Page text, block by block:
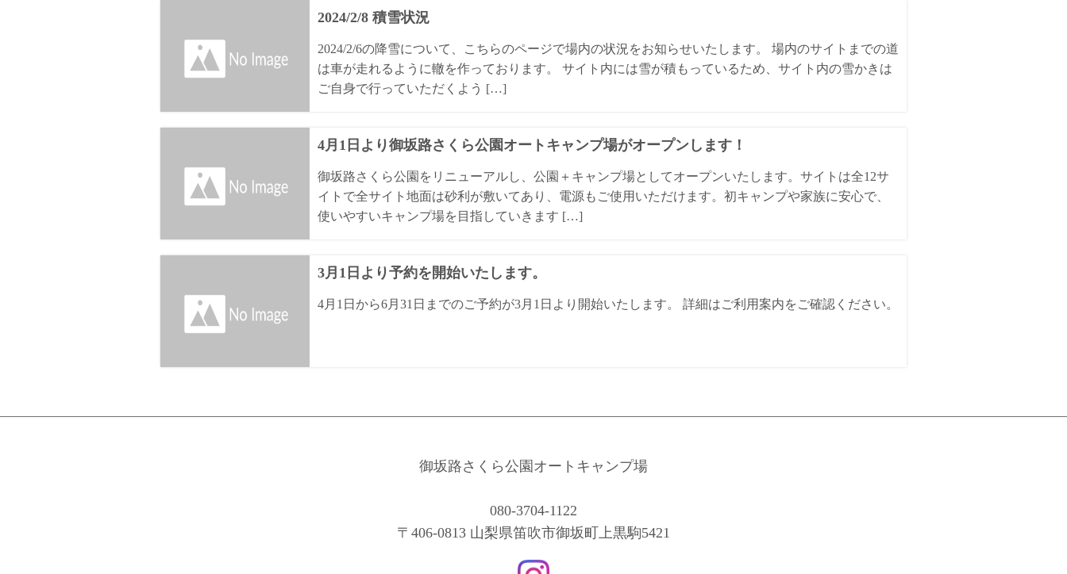
2024/2/8 積雪状況
2024/2/6の降雪について、こちらのページで場内の状況をお知らせいたします。 場内のサイトまでの道
は車が走れるように轍を作っております。 サイト内には雪が積もっているため、サイト内の雪かきは
ご自身で行っていただくよう […]
4月1日より御坂路さくら公園オートキャンプ場がオープンします！
御坂路さくら公園をリニューアルし、公園＋キャンプ場としてオープンいたします。サイトは全12サ
イトで全サイト地面は砂利が敷いてあり、電源もご使用いただけます。初キャンプや家族に安心で、
使いやすいキャンプ場を目指していきます […]
3月1日より予約を開始いたします。
4月1日から6月31日までのご予約が3月1日より開始いたします。 詳細はご利用案内をご確認ください。
御坂路さくら公園オートキャンプ場
080-3704-1122
〒406-0813 山梨県笛吹市御坂町上黒駒5421